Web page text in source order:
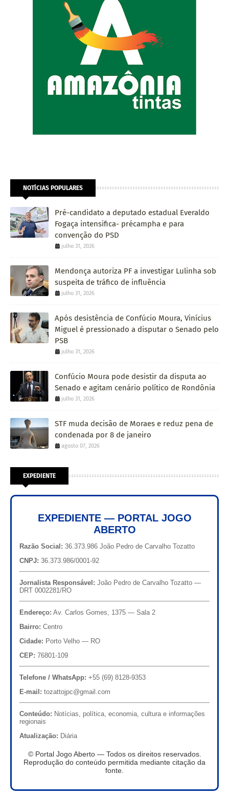
NOTÍCIAS POPULARES
Pré-candidato a deputado estadual Everaldo
Fogaça intensifica- précampha e para
convenção do PSD
julho 31, 2026
Mendonça autoriza PF a investigar Lulinha sob
suspeita de tráfico de influência
julho 31, 2026
Após desistência de Confúcio Moura, Vinícius
Miguel é pressionado a disputar o Senado pelo
PSB
julho 31, 2026
Confúcio Moura pode desistir da disputa ao
Senado e agitam cenário político de Rondônia
julho 31, 2026
STF muda decisão de Moraes e reduz pena de
condenada por 8 de janeiro
agosto 07, 2026
EXPEDIENTE
EXPEDIENTE — PORTAL JOGO
ABERTO
Razão Social: 36.373.986 João Pedro de Carvalho Tozatto
CNPJ: 36.373.986/0001-92
Jornalista Responsável: João Pedro de Carvalho Tozatto —
DRT 0002281/RO
Endereço: Av. Carlos Gomes, 1375 — Sala 2
Bairro: Centro
Cidade: Porto Velho — RO
CEP: 76801-109
Telefone / WhatsApp: +55 (69) 8128-9353
E-mail: tozattojpc@gmail.com
Conteúdo: Notícias, política, economia, cultura e informações
regionais
Atualização: Diária
© Portal Jogo Aberto — Todos os direitos reservados.
Reprodução do conteúdo permitida mediante citação da
fonte.